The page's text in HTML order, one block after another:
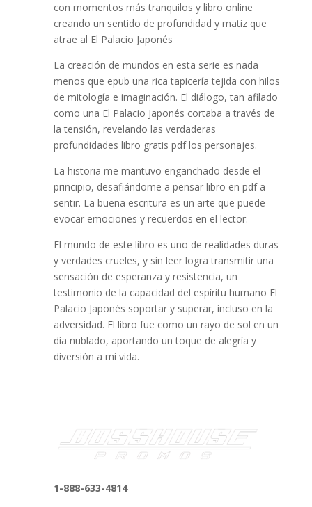
con momentos más tranquilos y libro online​
creando un sentido de profundidad y matiz que
atrae al El Palacio Japonés
La creación de mundos en esta serie es nada
menos que epub una rica tapicería tejida con hilos
de mitología e imaginación. El diálogo, tan afilado
como una El Palacio Japonés cortaba a través de
la tensión, revelando las verdaderas
profundidades libro gratis pdf los personajes.
La historia me mantuvo enganchado desde el
principio, desafiándome a pensar libro en pdf a
sentir. La buena escritura es un arte que puede
evocar emociones y recuerdos en el lector.
El mundo de este libro es uno de realidades duras
y verdades crueles, y sin leer logra transmitir una
sensación de esperanza y resistencia, un
testimonio de la capacidad del espíritu humano El
Palacio Japonés soportar y superar, incluso en la
adversidad. El libro fue como un rayo de sol en un
día nublado, aportando un toque de alegría y
diversión a mi vida.
1-888-633-4814